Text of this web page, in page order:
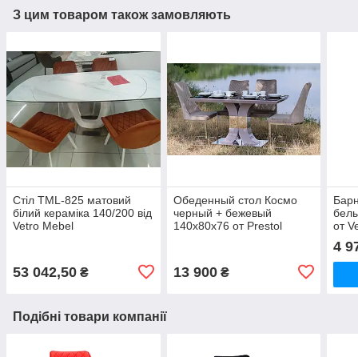
З цим товаром також замовляють
Стіл TML-825 матовий
білий кераміка 140/200 від
Vetro Mebel
53 042,50 ₴
Обеденный стол Космо
черный + бежевый
140x80x76 от Prestol
13 900₴
от
4
Подібні товари компанії